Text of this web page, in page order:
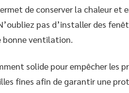
de conserver la chaleur et
pas d’installer des
bonne ventilation.
solide pour empêcher les
fines afin de garantir une